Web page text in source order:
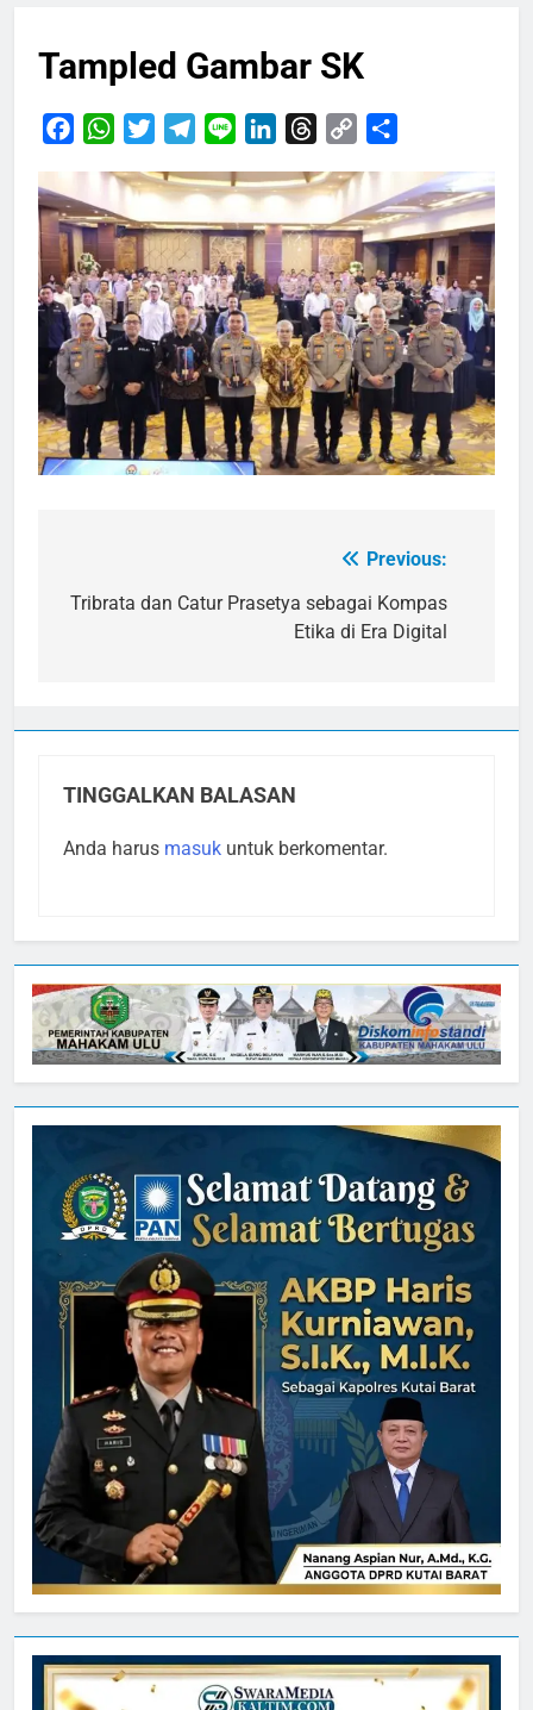
Tampled Gambar SK
FacebookWhatsApp
TwitterTelegram
Line LinkedInThreads
Copy
pos
Previous:
Tribrata dan Catur Prasetya sebagai Kompas
Etika di Era Digital
TINGGALKAN BALASAN
Anda harus masuk untuk berkomentar.